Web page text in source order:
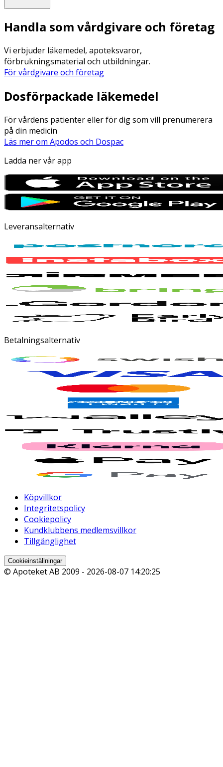
Handla som vårdgivare och företag
Vi erbjuder läkemedel, apoteksvaror,
förbrukningsmaterial och utbildningar.
För vårdgivare och företag
Dosförpackade läkemedel
För vårdens patienter eller för dig som vill prenumerera
på din medicin
Läs mer om Apodos och Dospac
Ladda ner vår app
Leveransalternativ
Betalningsalternativ
Köpvillkor
Integritetspolicy
Cookiepolicy
Kundklubbens medlemsvillkor
Tillgänglighet
Cookieinställningar
© Apoteket AB 2009 - 2026-08-07 14:20:25